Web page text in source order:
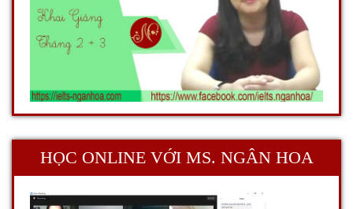
HỌC ONLINE VỚI MS. NGÂN HOA